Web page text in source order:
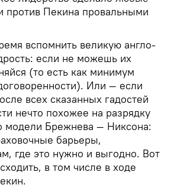
против Пекина провальными
вспомнить великую англо-
если не можешь их
(то есть как минимум
Или — если
всех сказанных гадостей
нечто похожее на разрядку
модели Брежнева — Никсона:
барьеры,
где это нужно и выгодно. Вот
в том числе в ходе